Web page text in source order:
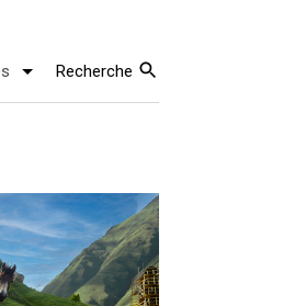
Recherche